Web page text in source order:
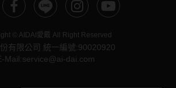
© AIDAI愛戴 All Right Reserved
有限公司 統一編號:90020920
Mail:service@ai-dai.com